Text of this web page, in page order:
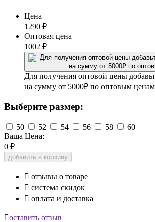
Цена
1290 ₽
Оптовая цена
1002 ₽
Для получения оптовой цены
на сумму от 5000₽ по оптовым
Выберите размер:
50 52 54 56 58
60
Ваша Цена:
0 ₽
добавить в корзину
 отзывы о товаре
 система скидок
 оплата и доставка
оставить отзыв